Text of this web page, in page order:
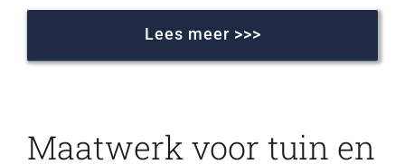
Lees meer >>>
Maatwerk voor tuin en